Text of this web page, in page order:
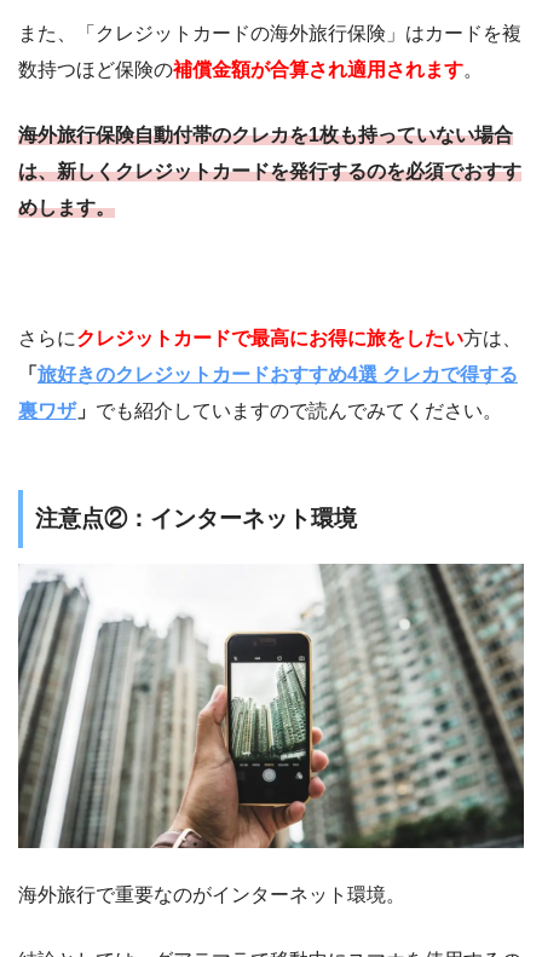
また、「クレジットカードの海外旅行保険」はカードを複
数持つほど保険の補償金額が合算され適用されます。
海外旅行保険自動付帯のクレカを1枚も持っていない場合
は、新しくクレジットカードを発行するのを必須でおすす
めします。
さらにクレジットカードで最高にお得に旅をしたい方は、
「 旅好きのクレジットカードおすすめ4選 クレカで得する
裏ワザ」 でも紹介していますので読んでみてください。
注意点②：インターネット環境
海外旅行で重要なのがインターネット環境。